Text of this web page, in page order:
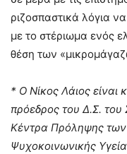
ριζοσπαστικά λόγια
με το στέριωμα ενός
θέση των
* Ο Νίκος Λάιος είναι
πρόεδρος του Δ.Σ.
Κέντρα Πρόληψης
Ψυχοκοινωνικής